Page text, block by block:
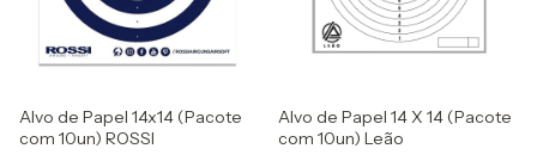
Alvo de Papel 14x14 (Pacote
com 10un) ROSSI
Alvo de Papel 14 X 14 (Pacote
com 10un) Leão